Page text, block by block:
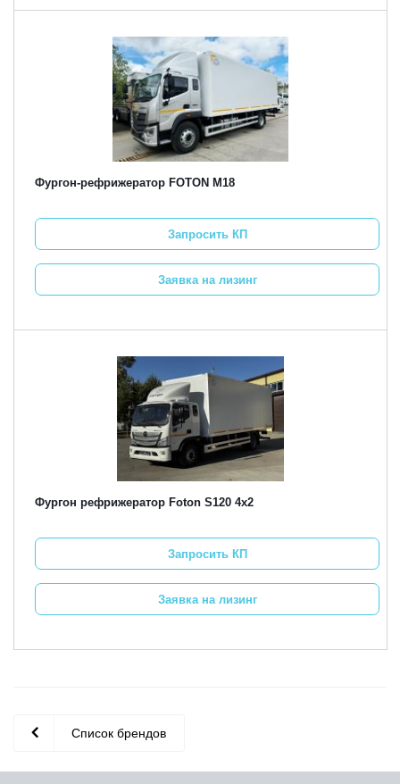
Фургон-рефрижератор FOTON M18
Запросить КП
Заявка на лизинг
Фургон рефрижератор Foton S120 4х2
Запросить КП
Заявка на лизинг
Список брендов